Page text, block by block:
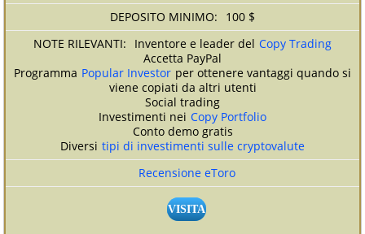
100 $
Inventore e leader del Copy Trading
Accetta PayPal
Programma Popular Investor per ottenere vantaggi quando si
viene copiati da altri utenti
Social trading
Investimenti nei Copy Portfolio
Conto demo gratis
Diversi tipi di investimenti sulle cryptovalute
Recensione eToro
VISITA